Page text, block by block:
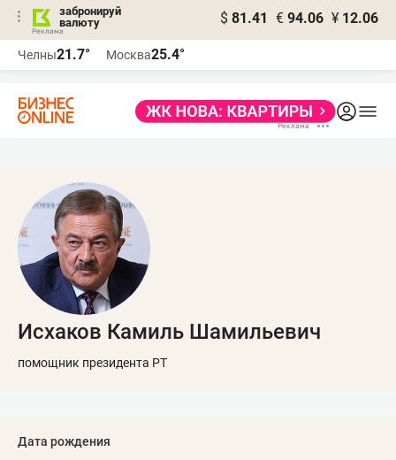
забронируй
валюту
$ 81.41 € 94.06 ¥ 12.06
Челны21.7° Москва25.4°
Исхаков Камиль Шамильевич
помощник президента РТ
Дата рождения